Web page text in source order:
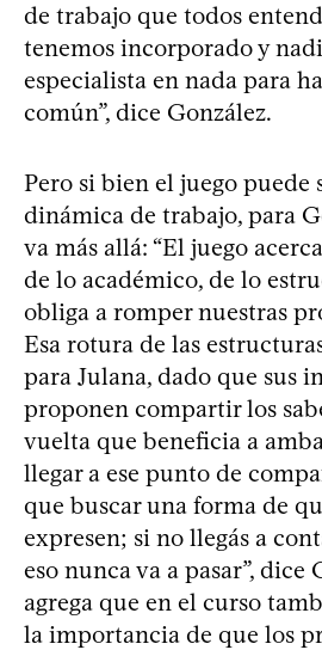
de trabajo que todos
tenemos incorporado y
especialista en nada para
común”, dice González.
Pero si bien el juego puede
dinámica de trabajo, para
va más allá: “El juego
de lo académico, de lo
obliga a romper nuestras
Esa rotura de las
para Julana, dado que sus
proponen compartir los
vuelta que beneficia a
llegar a ese punto de
que buscar una forma de
expresen; si no llegás a
eso nunca va a pasar”, dice
agrega que en el curso
la importancia de que los